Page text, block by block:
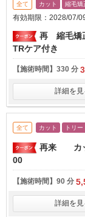
全て カット 縮毛矯
有効期限：2028/07/
再 縮毛矯
TRケア付き
【施術時間】 330 分
詳細を見
全て カット トリ
再来 カッ
00
【施術時間】 90 分
詳細を見